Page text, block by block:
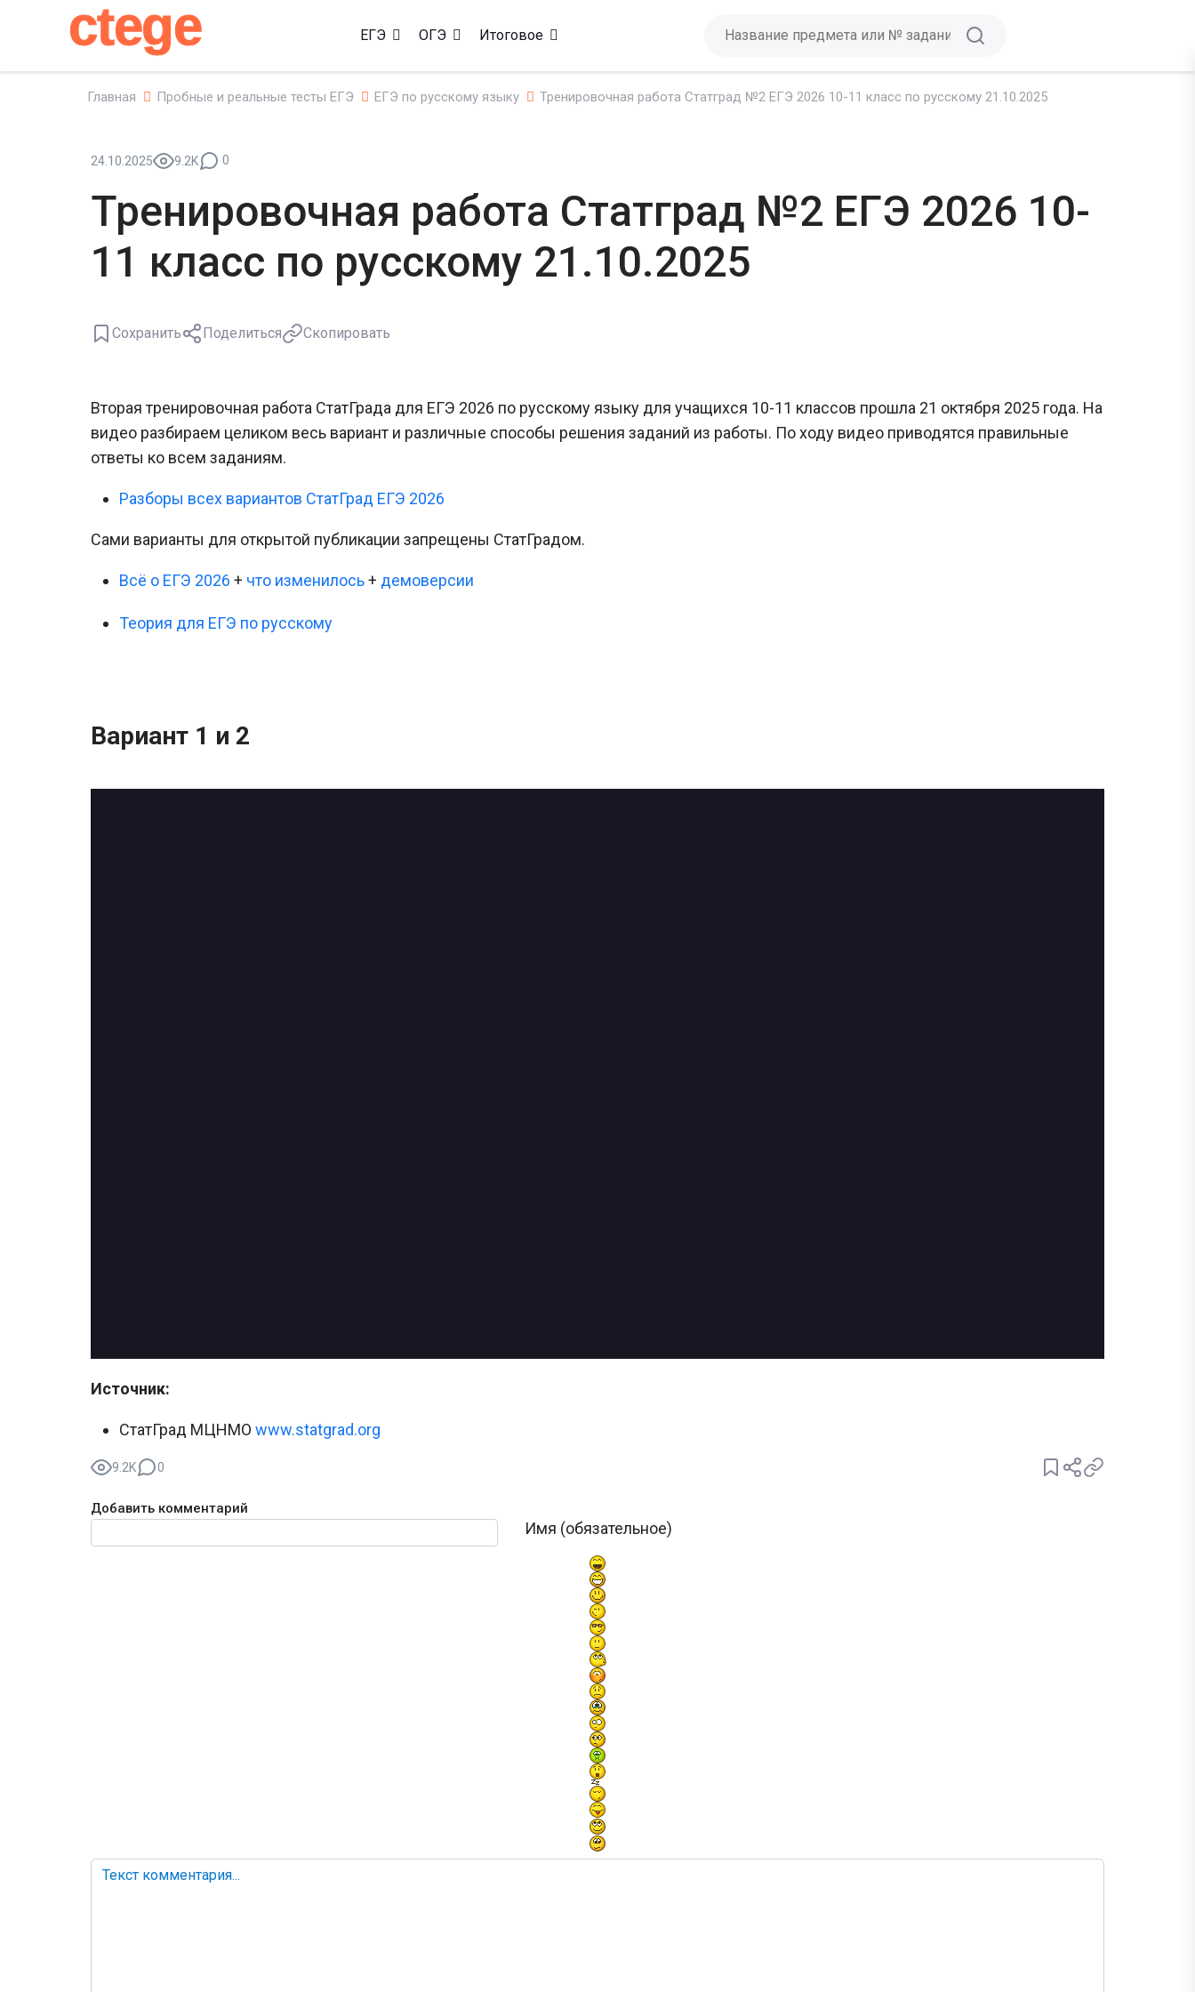
ctege ЕГЭ ОГЭ Итоговое
Главная Пробные и реальные тесты ЕГЭ ЕГЭ по русскому языку Тренировочная работа Статград №2 ЕГЭ 2026 10-11 класс по русскому 21.10.2025
24.10.2025 9.2K 0
Тренировочная работа Статград №2 ЕГЭ 2026 10-
11 класс по русскому 21.10.2025
Сохранить Поделиться Скопировать
Вторая тренировочная работа СтатГрада для ЕГЭ 2026 по русскому языку для учащихся 10-11 классов прошла 21 октября 2025 года. На
видео разбираем целиком весь вариант и различные способы решения заданий из работы. По ходу видео приводятся правильные
ответы ко всем заданиям.
Разборы всех вариантов СтатГрад ЕГЭ 2026
Сами варианты для открытой публикации запрещены СтатГрадом.
Всё о ЕГЭ 2026 + что изменилось+ демоверсии
Теория для ЕГЭ по русскому
Вариант 1 и 2
Источник:
СтатГрад МЦНМО www.statgrad.org
9.2K 0
Добавить комментарий
Имя (обязательное)
Текст комментария